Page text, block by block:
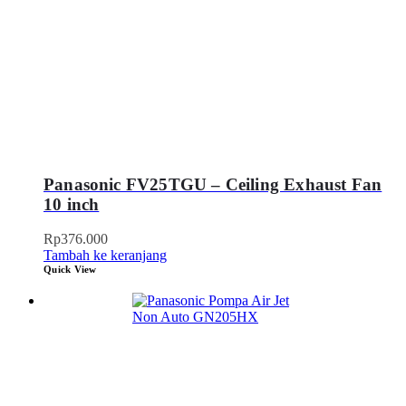
Panasonic FV25TGU – Ceiling Exhaust Fan
10 inch
Rp376.000
Tambah ke keranjang
Quick View